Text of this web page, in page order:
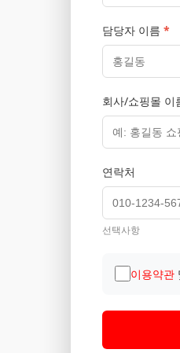
담당자 이름 *
회사/쇼핑몰 이
연락처
선택사항
이용약관